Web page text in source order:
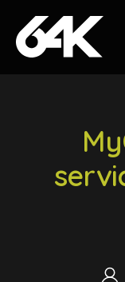
Skip to content